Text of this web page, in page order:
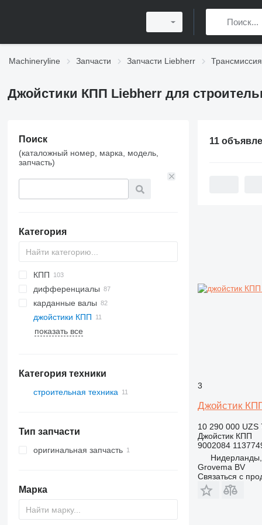
Machineryline Запчасти Запчасти Liebherr
Джойстики КПП Liebherr для
Поиск
(каталожный номер, марка, модель,
запчасть)
Категория
КПП
дифференциалы
карданные валы
джойстики КПП
показать все
Категория техники
строительная техника
автокраны
вездеходные краны
техника для земляных работ
бульдозеры
Тип запчасти
оригинальная запчасть
Марка
11
3
Джойстик
10 290 000 UZS
Джойстик КПП
9002084
Grovema BV
Связаться с